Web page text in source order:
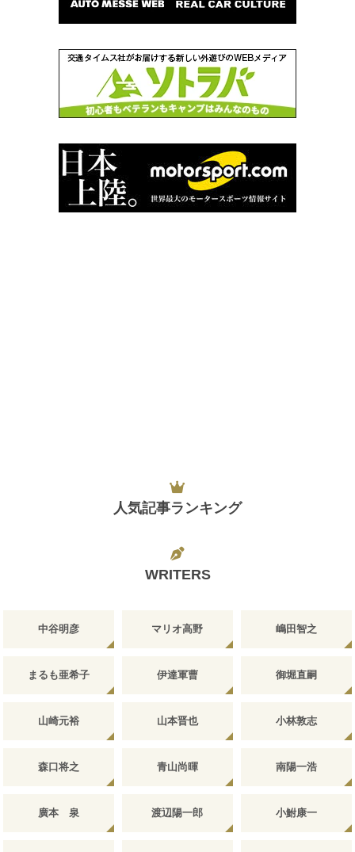
人気記事ランキング
WRITERS
中谷明彦 マリオ高野 嶋田智之
まるも亜希子 伊達軍曹 御堀直嗣
山崎元裕 山本晋也 小林敦志
森口将之 青山尚暉 南陽一浩
廣本 泉 渡辺陽一郎 小鮒康一